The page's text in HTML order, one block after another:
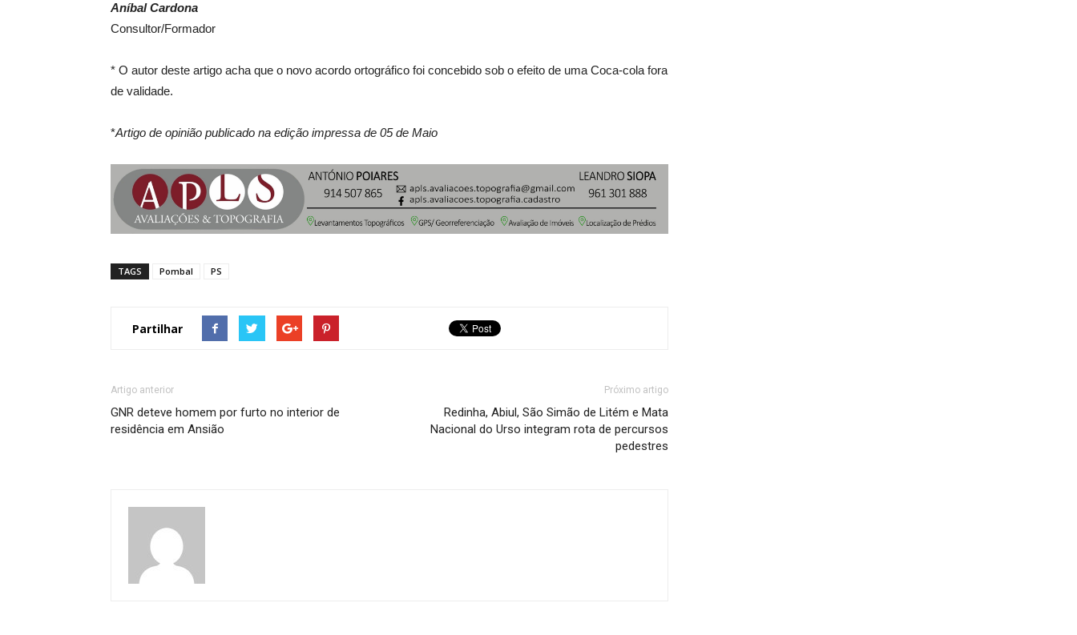
Aníbal Cardona
Consultor/Formador
* O autor deste artigo acha que o novo acordo ortográfico foi concebido sob o efeito de uma Coca-cola fora
de validade.
*Artigo de opinião publicado na edição impressa de 05 de Maio
TAGS Pombal PS
Partilhar
Artigo anterior
GNR deteve homem por furto no interior de
residência em Ansião
Próximo artigo
Redinha, Abiul, São Simão de Litém e Mata
Nacional do Urso integram rota de percursos
pedestres